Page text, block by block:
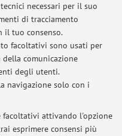
necessari per il suo
di tracciamento
il tuo consenso.
facoltativi sono usati per
comunicazione
degli utenti.
navigazione solo con i
facoltativi attivando l'opzione
esprimere consensi più
dell'Economia
alla mappa